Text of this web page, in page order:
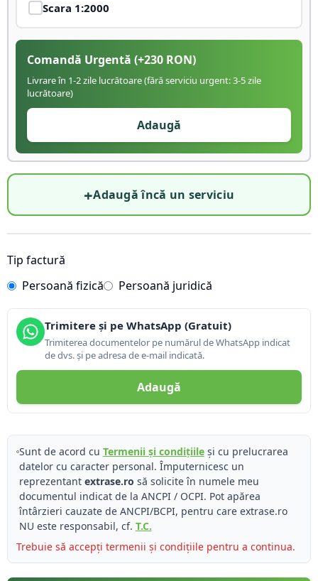
Scara 1:2000
Comandă Urgentă (+230 RON)
Livrare în 1-2 zile lucrătoare (fără serviciu urgent: 3-5 zile
lucrătoare)
Adaugă
+Adaugă încă un serviciu
Tip factură
Persoană fizică
Persoană juridică
Trimitere și pe WhatsApp (Gratuit)
Trimiterea documentelor pe numărul de WhatsApp indicat
de dvs. și pe adresa de e-mail indicată.
Adaugă
Sunt de acord cu Termenii și condițiileși cu prelucrarea
datelor cu caracter personal. Împuternicesc un
reprezentant extrase.ro să solicite în numele meu
documentul indicat de la ANCPI / OCPI. Pot apărea
întârzieri cauzate de ANCPI/BCPI, pentru care extrase.ro
NU este responsabil, cf. T.C.
Trebuie să accepți termenii și condițiile pentru a continua.